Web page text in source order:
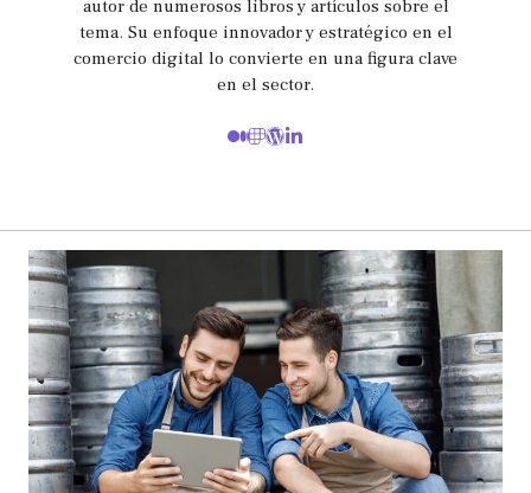
autor de numerosos libros y artículos sobre el
tema. Su enfoque innovador y estratégico en el
comercio digital lo convierte en una figura clave
en el sector.